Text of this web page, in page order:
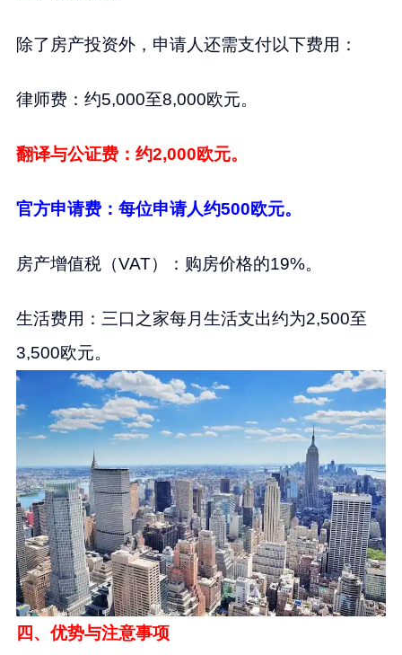
除了房产投资外，申请人还需支付以下费用：
律师费：约5,000至8,000欧元。
翻译与公证费：约2,000欧元。
官方申请费：每位申请人约500欧元。
房产增值税（VAT）：购房价格的19%。
生活费用：三口之家每月生活支出约为2,500至
3,500欧元。
四、优势与注意事项